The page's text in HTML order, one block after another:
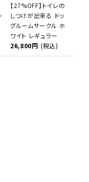
【27%OFF】トイレの
しつけが出来る ドッ
グルームサークル ホ
ワイト レギュラー
26,800円 (税込)